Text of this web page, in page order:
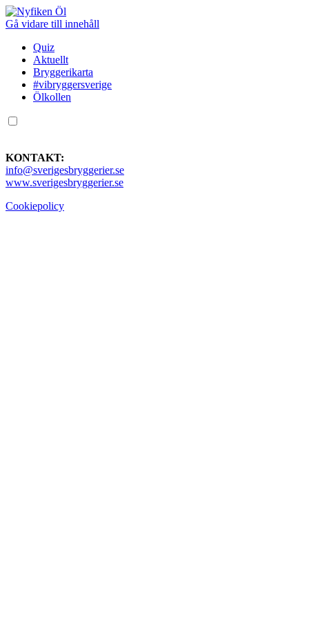
Gå vidare till innehåll
Quiz
Aktuellt
Bryggerikarta
#vibryggersverige
Ölkollen
KONTAKT:
info@sverigesbryggerier.se
www.sverigesbryggerier.se
Cookiepolicy